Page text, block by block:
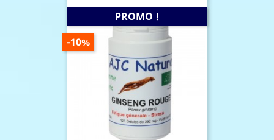
PROMO !
PRIX
DE
-10%